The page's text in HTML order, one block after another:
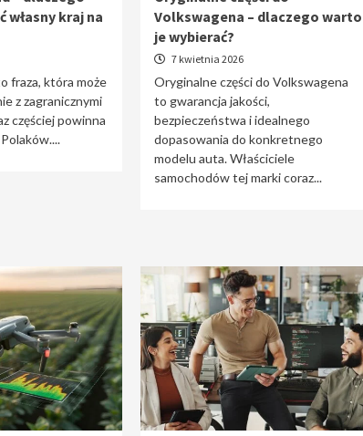
kraj na
fraza, która może
z zagranicznymi
częściej powinna
Volkswagena – dlaczego warto
je wybierać?
7 kwietnia 2026
Oryginalne części do Volkswagena
to gwarancja jakości,
bezpieczeństwa i idealnego
dopasowania do konkretnego
modelu auta. Właściciele
samochodów tej marki coraz...